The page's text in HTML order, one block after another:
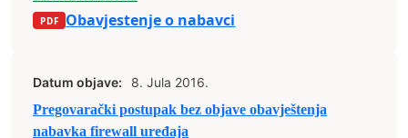
Obavjestenje o nabavci
Datum objave:
8. Jula 2016.
Pregovarački postupak bez objave obavještenja
nabavka firewall uređaja